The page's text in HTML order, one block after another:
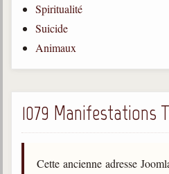
1927-2025
Bibliothèque
Bibliothèque spirite
Documents
Bulletins "Le Spiritisme"
Spiritualité
Suicide
Animaux
1079 Manifestations
Cette ancienne adresse